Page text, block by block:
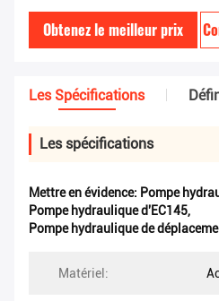
Obtenez le meilleur prix
Les Spécifications
Les spécifications
Mettre en évidence: Pompe
Pompe hydraulique d'EC145,
Pompe hydraulique de
Matériel: